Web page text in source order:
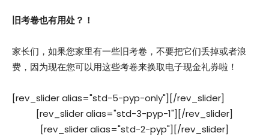
旧考卷也有用处？！
家长们，如果您家里有一些旧考卷，不要把它们丢掉或者浪
费，因为现在您可以用这些考卷来换取电子现金礼券啦！
[rev_slider alias="std-5-pyp-only"][/rev_slider]
[rev_slider alias="std-3-pyp-1"][/rev_slider]
[rev_slider alias="std-2-pyp"][/rev_slider]